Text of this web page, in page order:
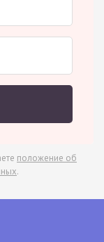
положение об
.